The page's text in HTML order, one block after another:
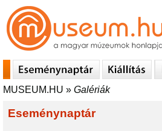
MUSEUM.HU » Galériák
Eseménynaptár